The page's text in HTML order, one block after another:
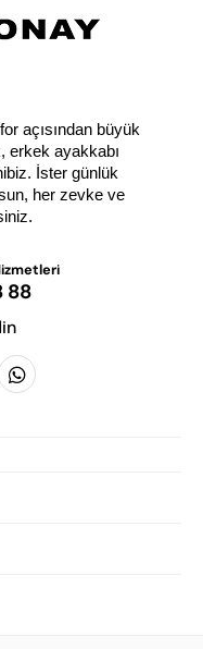
açısından büyük
erkek ayakkabı
İster günlük
her zevke ve
88